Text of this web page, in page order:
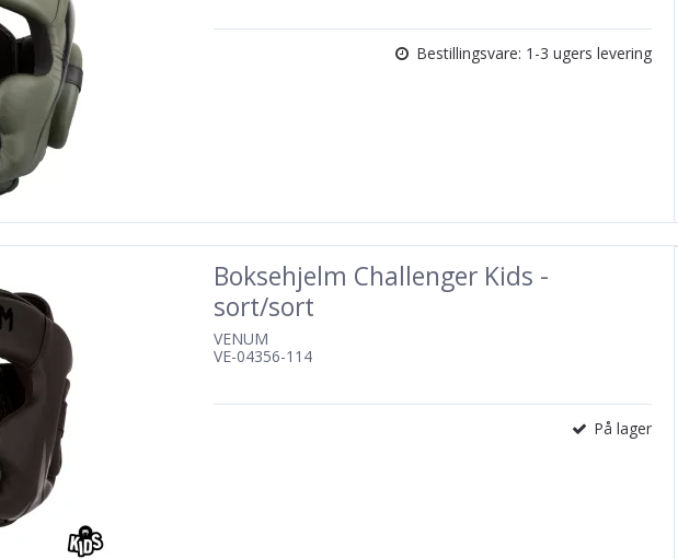
Bestillingsvare: 1-3 ugers levering
Boksehjelm Challenger Kids -
sort/sort
VENUM
VE-04356-114
På lager